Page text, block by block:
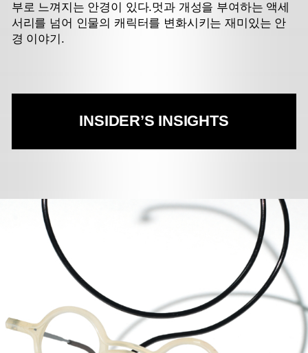
부로 느껴지는 안경이 있다.멋과 개성을 부여하는 액세
서리를 넘어 인물의 캐릭터를 변화시키는 재미있는 안
경 이야기.
INSIDER’S INSIGHTS